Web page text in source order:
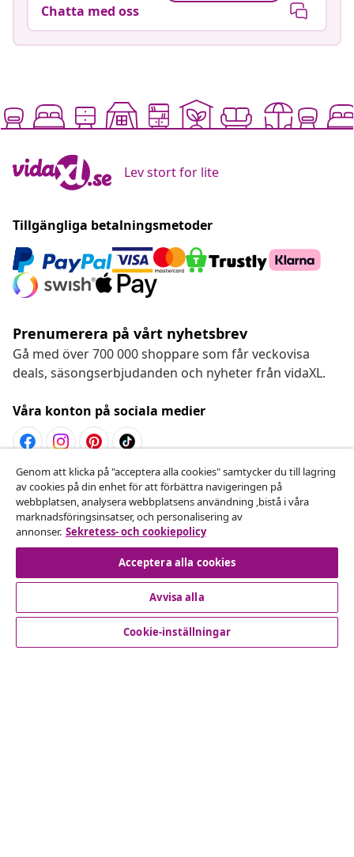
Chatta med oss
Lev stort for lite
Tillgängliga betalningsmetoder
Prenumerera på vårt nyhetsbrev
Gå med över 700 000 shoppare som får veckovisa
deals, säsongserbjudanden och nyheter från vidaXL.
Våra konton på sociala medier
Avbryta avtalet
Skicka in en begäran om uttag för din beställning.
Avbryta avtalet
Kundservice
Genom att klicka på "acceptera alla cookies" samtycker du till lagring
av cookies på din enhet för att förbättra navigeringen på
webbplatsen, analysera webbplatsens användning ,bistå i våra
marknadsföringsinsatser, och personalisering av
annonser. Sekretess- och cookiepolicy
Acceptera alla cookies
Avvisa alla
Cookie-inställningar